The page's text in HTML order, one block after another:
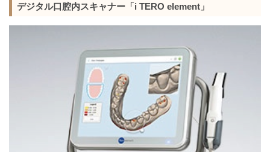
デジタル口腔内スキャナー「i TERO element」